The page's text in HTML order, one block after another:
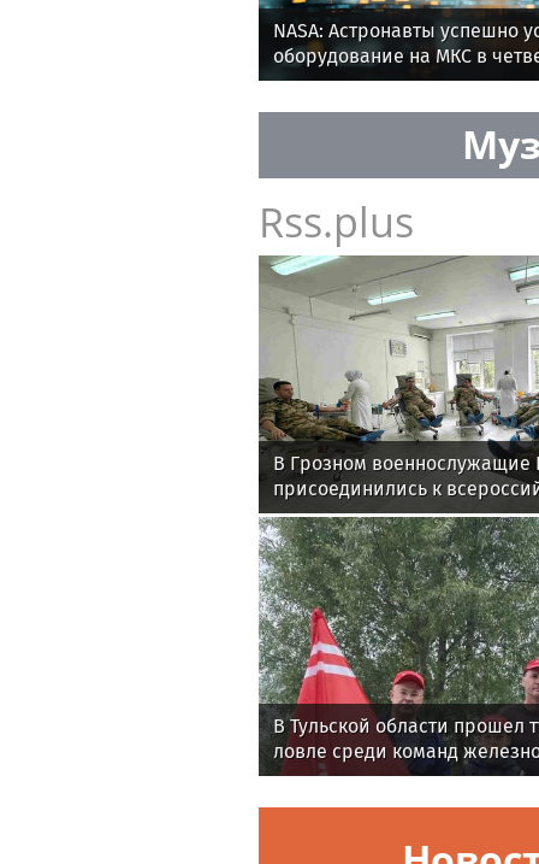
NASA: Астронавты успешно
оборудование на МКС в
Rss.plus
В Грозном военнослужащие
присоединились к
акции «От сердца к сердцу»
В Тульской области прошел
ловле среди команд